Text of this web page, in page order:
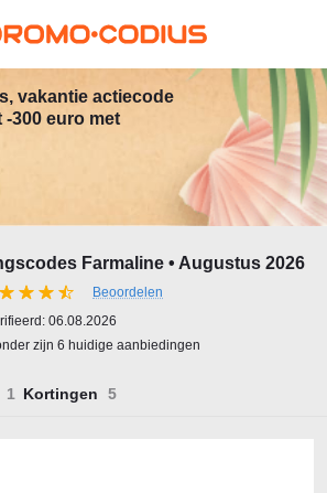
vakantie actiecode
300 euro met
Farmaline • Augustus 2026
Beoordelen
06.08.2026
zijn 6 huidige aanbiedingen
Kortingen